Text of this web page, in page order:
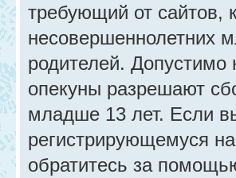
требующий от сайтов,
несовершеннолетних
родителей. Допустимо
опекуны разрешают
младше 13 лет. Если
регистрирующемуся
обратитесь за